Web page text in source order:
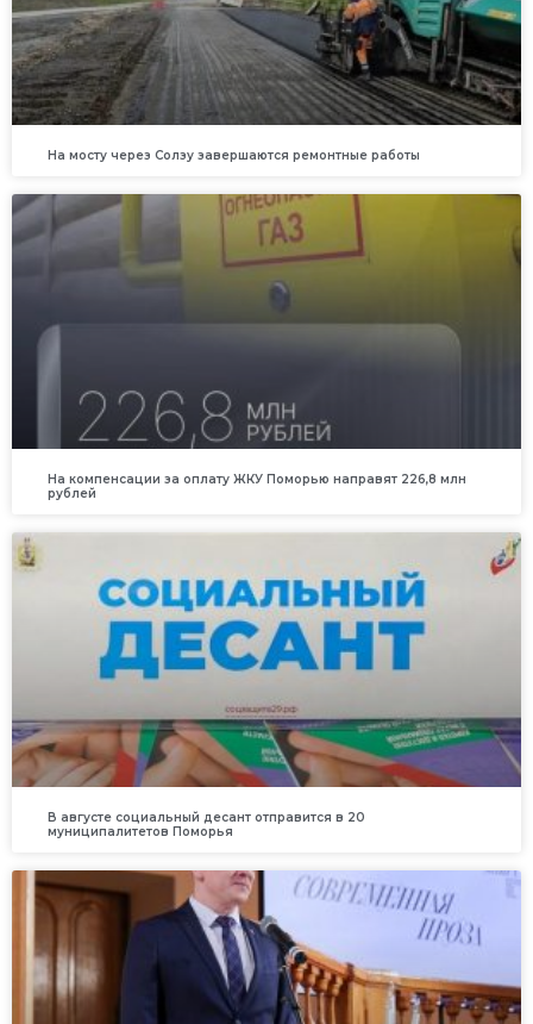
На мосту через Солзу завершаются ремонтные работы
На компенсации за оплату ЖКУ Поморью направят 226,8 млн
рублей
В августе социальный десант отправится в 20
муниципалитетов Поморья